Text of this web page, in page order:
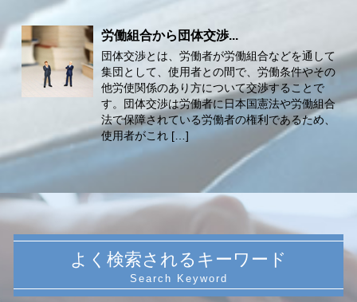
労働組合から団体交渉...
団体交渉とは、労働者が労働組合などを通して
集団として、使用者との間で、労働条件やその
他労使関係のあり方について交渉することで
す。団体交渉は労働者に日本国憲法や労働組合
法で保障されている労働者の権利であるため、
使用者がこれ […]
よく検索されるキーワード